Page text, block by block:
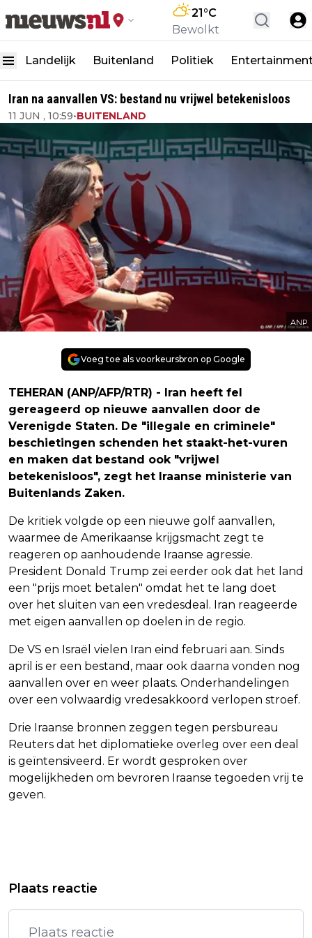
21°C
Bewolkt
Landelijk Buitenland Politiek
Iran na aanvallen VS: bestand nu vrijwel betekenisloos
11 JUN , 10:59•BUITENLAND
ANP
Voeg toe als voorkeursbron op Google
TEHERAN (ANP/AFP/RTR) - Iran heeft fel
gereageerd op nieuwe aanvallen door de
Verenigde Staten. De "illegale en criminele"
beschietingen schenden het staakt-het-vuren
en maken dat bestand ook "vrijwel
betekenisloos", zegt het Iraanse ministerie van
Buitenlands Zaken.
De kritiek volgde op een nieuwe golf aanvallen,
waarmee de Amerikaanse krijgsmacht zegt te
reageren op aanhoudende Iraanse agressie.
President Donald Trump zei eerder ook dat het land
een "prijs moet betalen" omdat het te lang doet
over het sluiten van een vredesdeal. Iran reageerde
met eigen aanvallen op doelen in de regio.
De VS en Israël vielen Iran eind februari aan. Sinds
april is er een bestand, maar ook daarna vonden nog
aanvallen over en weer plaats. Onderhandelingen
over een volwaardig vredesakkoord verlopen stroef.
Drie Iraanse bronnen zeggen tegen persbureau
Reuters dat het diplomatieke overleg over een deal
is geïntensiveerd. Er wordt gesproken over
mogelijkheden om bevroren Iraanse tegoeden vrij te
geven.
MOGELIJKHEDEN AFLOSSINGSVRIJE
VOETBALELFTAL HAÏTI HEEFT VAN
FIFA WK-TENUE MOETEN AANPASSEN
Plaats reactie